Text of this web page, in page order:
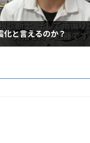
化と言えるのか？